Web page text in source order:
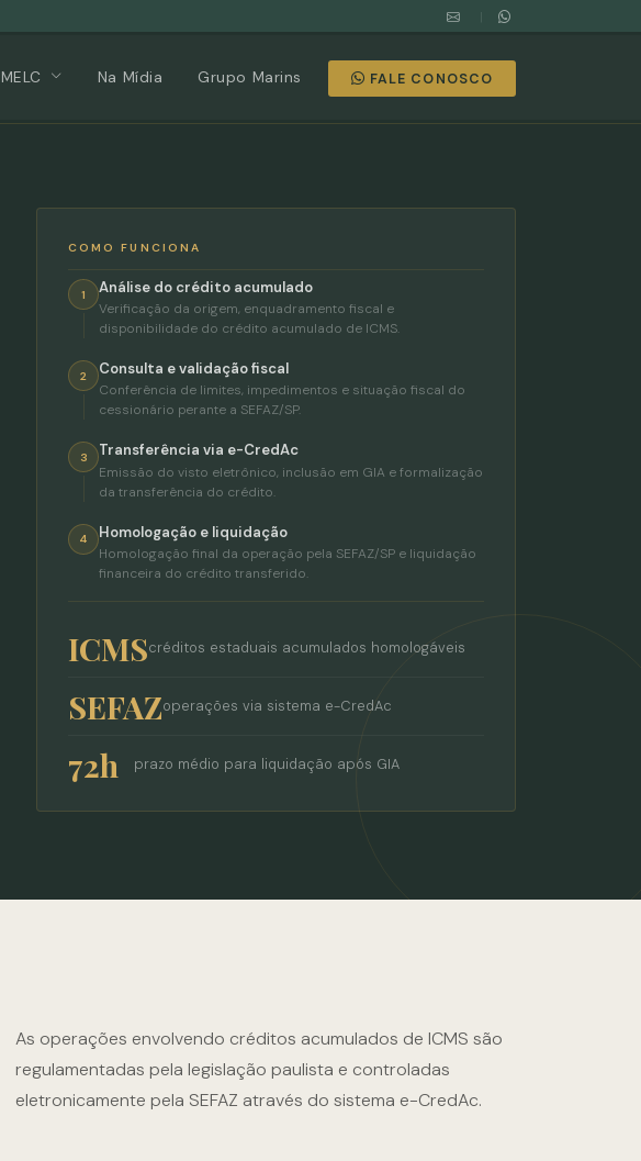
MELC Na Mídia Grupo Marins FALE CONOSCO
COMO FUNCIONA
1 Análise do crédito acumulado
Verificação da origem, enquadramento fiscal e
disponibilidade do crédito acumulado de ICMS.
2 Consulta e validação fiscal
Conferência de limites, impedimentos e situação fiscal do
cessionário perante a SEFAZ/SP.
3 Transferência via e-CredAc
Emissão do visto eletrônico, inclusão em GIA e formalização
da transferência do crédito.
4 Homologação e liquidação
Homologação final da operação pela SEFAZ/SP e liquidação
financeira do crédito transferido.
ICMScréditos estaduais acumulados homologáveis
SEFAZoperações via sistema e-CredAc
72h prazo médio para liquidação após GIA
As operações envolvendo créditos acumulados de ICMS são
regulamentadas pela legislação paulista e controladas
eletronicamente pela SEFAZ através do sistema e-CredAc.